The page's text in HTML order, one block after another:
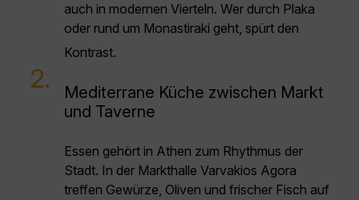
auch in modernen Vierteln. Wer durch Plaka
oder rund um Monastiraki geht, spürt den
Kontrast.
2.
Mediterrane Küche zwischen Markt
und Taverne
Essen gehört in Athen zum Rhythmus der
Stadt. In der Markthalle Varvakios Agora
treffen Gewürze, Oliven und frischer Fisch auf